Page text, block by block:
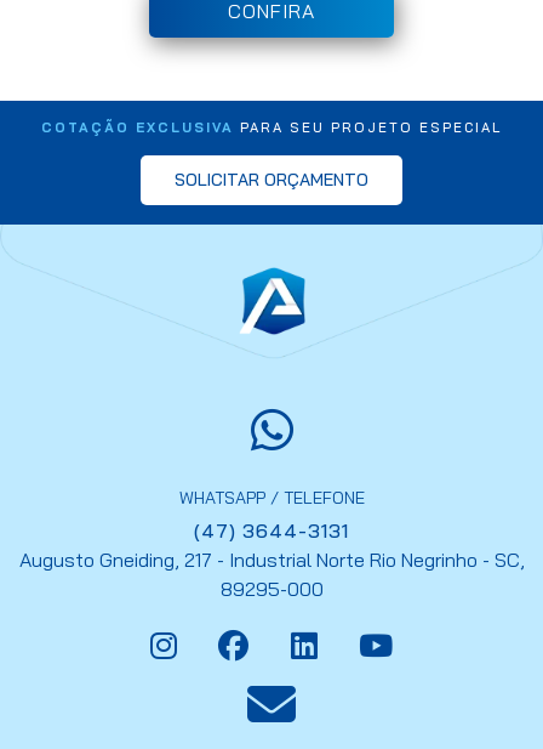
CONFIRA
COTAÇÃO EXCLUSIVA PARA SEU PROJETO ESPECIAL
SOLICITAR ORÇAMENTO
WHATSAPP / TELEFONE
(47) 3644-3131
Augusto Gneiding, 217 - Industrial Norte Rio Negrinho - SC,
89295-000